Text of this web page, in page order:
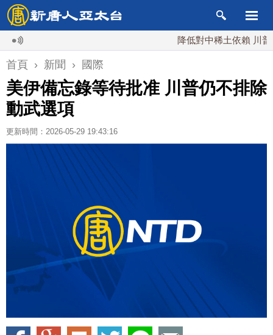
降低對中稀土依賴 川普宣布
首頁 › 新聞 › 國際
美伊備忘錄等待批准 川普仍不排除
動武選項
更新時間：2026-05-29 19:43:16